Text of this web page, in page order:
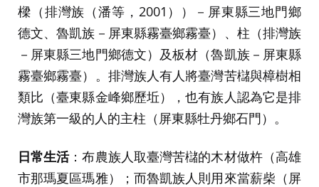
樑（排灣族（潘等，2001））－屏東縣三地門鄉
德文、魯凱族－屏東縣霧臺鄉霧臺）、柱（排灣族
－屏東縣三地門鄉德文）及板材（魯凱族－屏東縣
霧臺鄉霧臺）。排灣族人有人將臺灣苦櫧與樟樹相
類比（臺東縣金峰鄉歷坵），也有族人認為它是排
灣族第一級的人的主柱（屏東縣牡丹鄉石門）。
日常生活：布農族人取臺灣苦櫧的木材做杵（高雄
市那瑪夏區瑪雅）；而魯凱族人則用來當薪柴（屏